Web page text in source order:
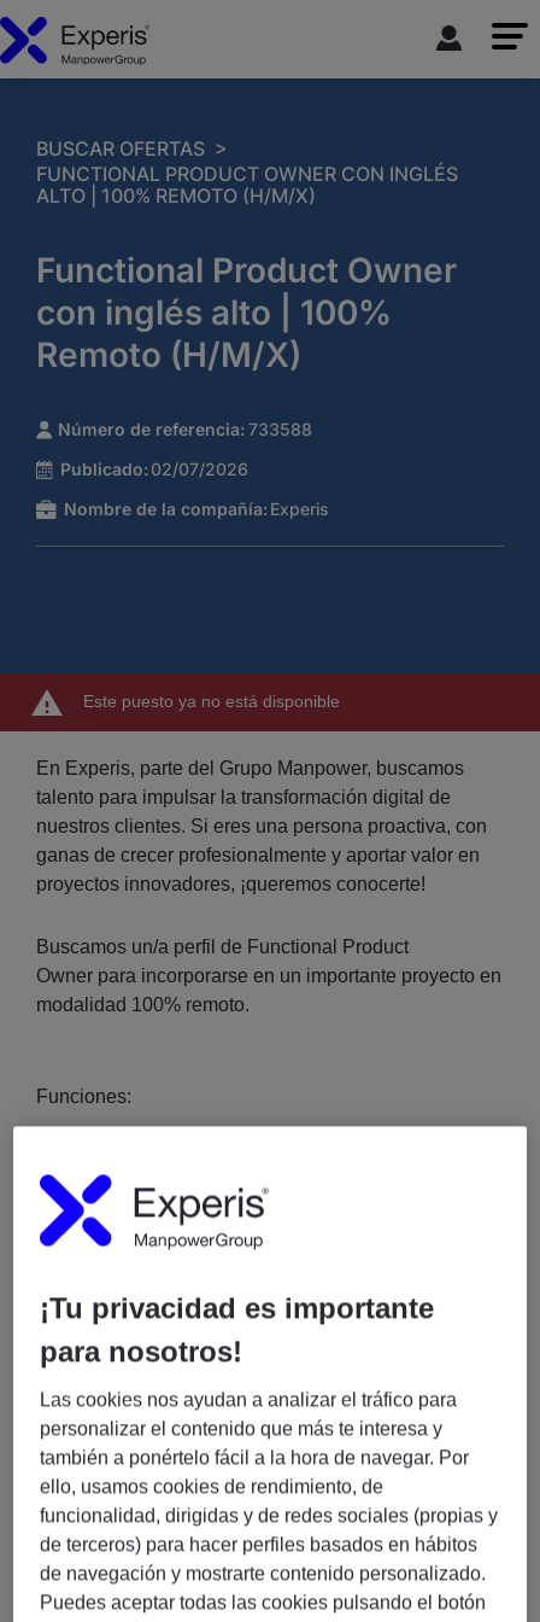
BUSCAR OFERTAS >
FUNCTIONAL PRODUCT OWNER CON INGLÉS
ALTO | 100% REMOTO (H/M/X)
Functional Product Owner
con inglés alto | 100%
Remoto (H/M/X)
Número de referencia: 733588
Publicado: 02/07/2026
Nombre de la compañía: Experis
Este puesto ya no está disponible
En Experis, parte del Grupo Manpower, buscamos
talento para impulsar la transformación digital de
nuestros clientes. Si eres una persona proactiva, con
ganas de crecer profesionalmente y aportar valor en
proyectos innovadores, ¡queremos conocerte!
Buscamos un/a perfil de Functional Product
Owner para incorporarse en un importante proyecto en
modalidad 100% remoto.
Funciones:
plataforma de Contact Center.
Gestionar la evolución funcional de las
soluciones de Contact Center y CRM.
con los equipos de negocio y los programas
locales.
requisitos funcionales e historias de usuario.
Gestionar y priorizar el backlog del producto.
Coordinar la planificación de entregas y la
validación funcional de las soluciones.
Colaborar con equipos técnicos, de operaciones
y de negocio para asegurar la correcta
implementación de las iniciativas.
¡Tu privacidad es importante
para nosotros!
Las cookies nos ayudan a analizar el tráfico para
personalizar el contenido que más te interesa y
también a ponértelo fácil a la hora de navegar. Por
ello, usamos cookies de rendimiento, de
funcionalidad, dirigidas y de redes sociales (propias y
de terceros) para hacer perfiles basados en hábitos
de navegación y mostrarte contenido personalizado.
Puedes aceptar todas las cookies pulsando el botón